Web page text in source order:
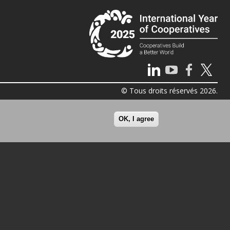
© Tous droits réservés 2026.
OK, I agree